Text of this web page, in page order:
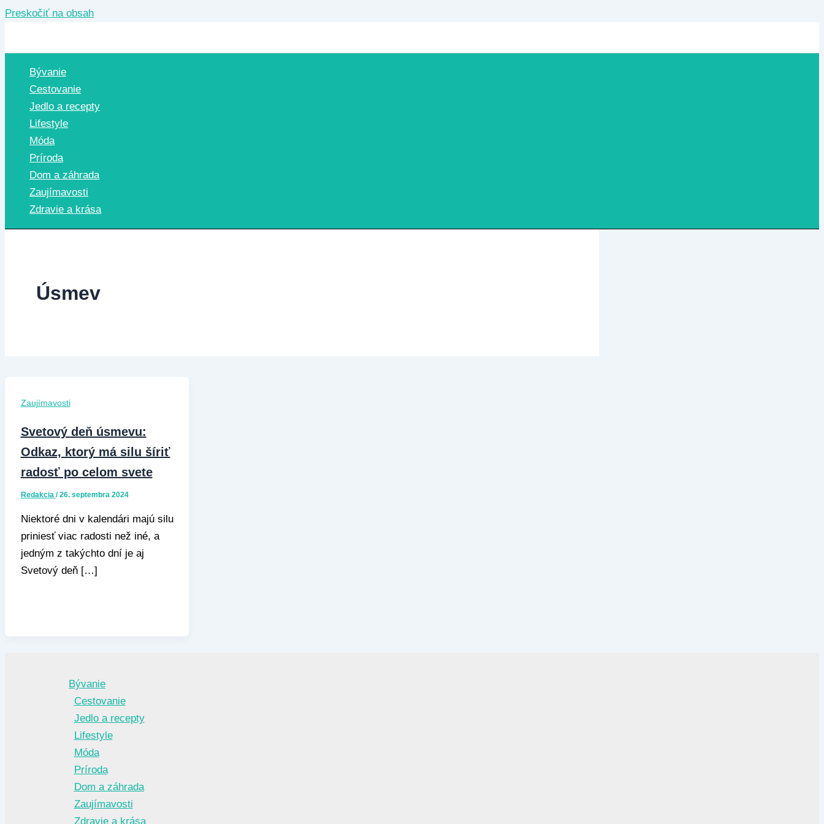
Preskočiť na obsah
Bývanie
Cestovanie
Jedlo a recepty
Lifestyle
Móda
Príroda
Dom a záhrada
Zaujímavosti
Zdravie a krása
Úsmev
Zaujímavosti
Svetový deň úsmevu:
Odkaz, ktorý má silu šíriť
radosť po celom svete
Redakcia /26. septembra 2024
Niektoré dni v kalendári majú silu
priniesť viac radosti než iné, a
jedným z takýchto dní je aj
Svetový deň […]
Bývanie
Cestovanie
Jedlo a recepty
Lifestyle
Móda
Príroda
Dom a záhrada
Zaujímavosti
Zdravie a krása